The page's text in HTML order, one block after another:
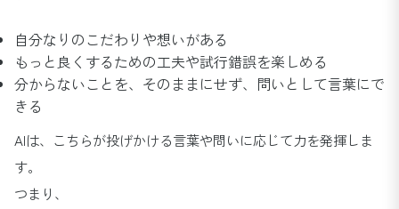
自分なりのこだわりや想いがある
もっと良くするための工夫や試行錯誤を楽しめる
分からないことを、そのままにせず、問いとして言葉にで
きる
AIは、こちらが投げかける言葉や問いに応じて力を発揮しま
す。
つまり、